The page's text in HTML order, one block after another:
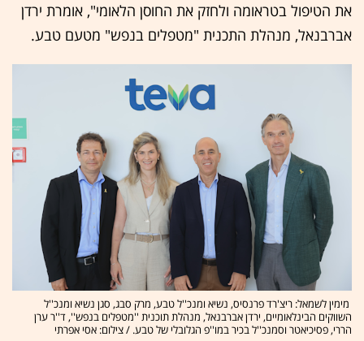
את הטיפול בטראומה ולחזק את החוסן הלאומי", אומרת ירדן
אברבנאל, מנהלת התכנית "מטפלים בנפש" מטעם טבע.
מימין לשמאל: ריצ'רד פרנסיס, נשיא ומנכ''ל טבע, מרק סבג, סגן נשיא ומנכ''ל
השווקים הבינלאומיים, ירדן אברבנאל, מנהלת תוכנית ''מטפלים בנפש'', ד''ר ערן
הררי, פסיכיאטר וסמנכ''ל בכיר במו''פ הגלובלי של טבע. / צילום: אסי אפרתי